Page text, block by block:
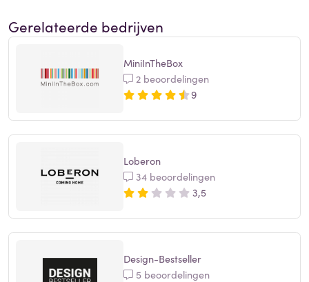
Gerelateerde bedrijven
MiniInTheBox
2 beoordelingen
9
Loberon
34 beoordelingen
3,5
Design-Bestseller
5 beoordelingen